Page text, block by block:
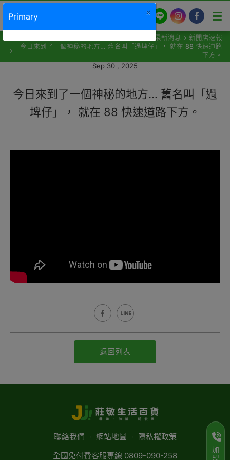
LINE InstagramFacebook
最新消息
新開店速報
今日來到了一個神秘的地方… 舊名叫「過埤仔」， 就在 88 快速道路
下方。
Sep 30 , 2025
今日來到了一個神秘的地方… 舊名叫「過
埤仔」， 就在 88 快速道路下方。
返回列表
聯絡我們 ‧ 網站地圖 ‧ 隱私權政策
全國免付費客服專線 0809-090-258
加
盟
Primary